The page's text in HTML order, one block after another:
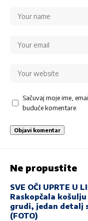
Sačuvaj moje ime,
buduće komentare.
Ne propustite
SVE OČI UPRTE U
Raskopčala
grudi, jedan detalj
(FOTO)